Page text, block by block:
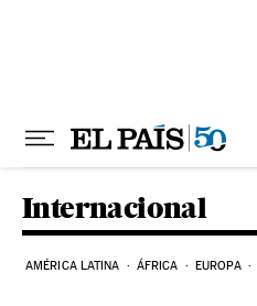
Internacional
AMÉRICA LATINA ÁFRICA EUROPA